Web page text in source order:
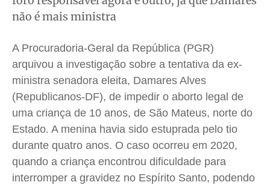
Cidades
Economia
Cultura
Caetano Roque
Gustavo Bastos
Jr Mignone (in memorian)
Wanda Sily
Cidades
Economia
Cultura
Caetano Roque
Gustavo Bastos
Jr Mignone (in memorian)
Wanda Sily
Cidades
Economia
Cultura
Caetano Roque
Gustavo Bastos
Jr Mignone (in memorian)
Wanda Sily
Cidades
Economia
Cultura
Caetano Roque
Gustavo Bastos
Jr Mignone (in memorian)
Wanda Sily
não é mais ministra
A Procuradoria-Geral da República (PGR)
arquivou a investigação sobre a tentativa da ex-
ministra senadora eleita, Damares Alves
(Republicanos-DF), de impedir o aborto legal de
uma criança de 10 anos, de São Mateus, norte do
Estado. A menina havia sido estuprada pelo tio
durante quatro anos. O caso ocorreu em 2020,
quando a criança encontrou dificuldade para
interromper a gravidez no Espírito Santo, podendo